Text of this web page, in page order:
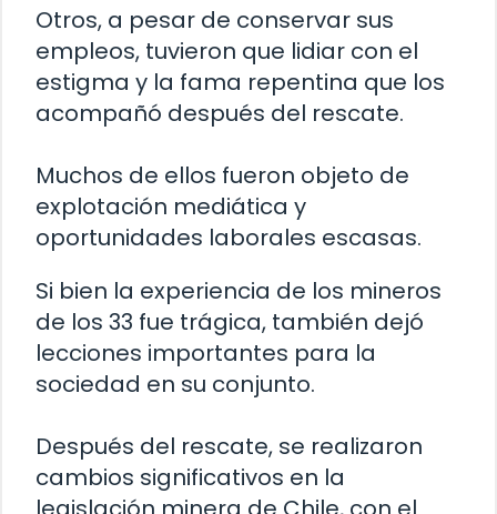
Otros, a pesar de conservar sus
empleos, tuvieron que lidiar con el
estigma y la fama repentina que los
acompañó después del rescate.
Muchos de ellos fueron objeto de
explotación mediática y
oportunidades laborales escasas.
Si bien la experiencia de los mineros
de los 33 fue trágica, también dejó
lecciones importantes para la
sociedad en su conjunto.
Después del rescate, se realizaron
cambios significativos en la